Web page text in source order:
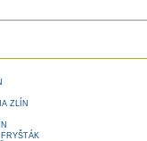
ZLÍN